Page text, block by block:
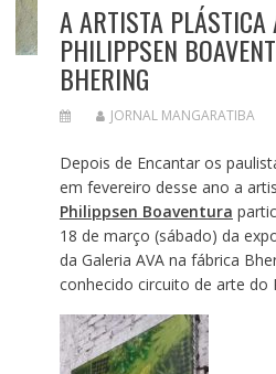
A ARTISTA PLÁSTICA
PHILIPPSEN
BHERING
JORNAL MANGARATIBA
Depois de Encantar os
em fevereiro desse ano a
Philippsen Boaventura
18 de março (sábado) da
da Galeria AVA na fábrica
conhecido circuito de arte do